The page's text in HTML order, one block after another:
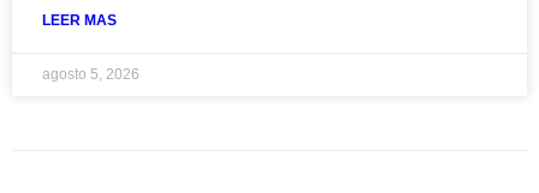
LEER MAS
agosto 5, 2026